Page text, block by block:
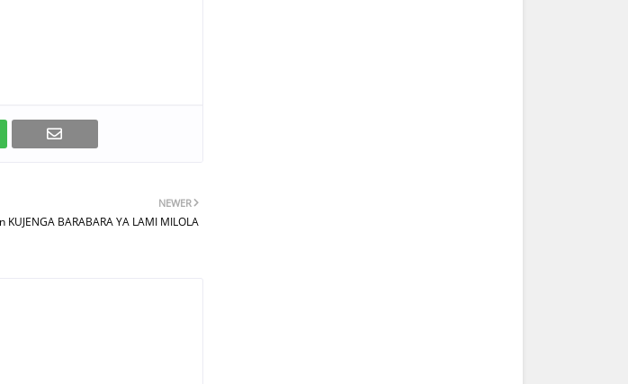
NEWER
KUJENGA BARABARA YA LAMI MILOLA